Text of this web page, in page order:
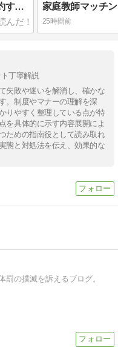
家庭教師の個人契約で仲介料を節約する5つの手段、費用別に整理
25時間前
丁寧解説
失敗や迷いを解消し、確かな
。制度やマナーの理解を深
りやすく整理している点が特
を具体的に示す内容展開によ
ための指南役として読み取れ
態と対処法を伝え、効果的な
罰の撲滅を訴えるブログ。